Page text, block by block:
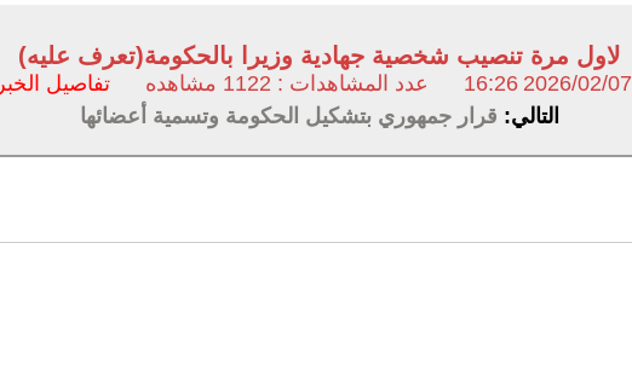
لاول مرة تنصيب شخصية جهادية وزيرا بالحكومة(تعرف عليه)
2026/02/07
16:26 عدد المشاهدات : 1122 مشاهده تفاصيل الخبر
التالي: قرار جمهوري بتشكيل الحكومة وتسمية أعضائها